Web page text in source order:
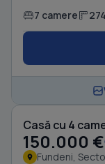
7 camere
Casă cu 4
150.000 €
Fundeni,